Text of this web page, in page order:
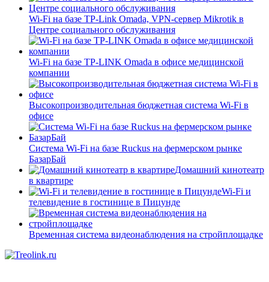
Wi-Fi на базе TP-Link Omada, VPN-сервер Mikrotik в
Центре социального обслуживания
Wi-Fi на базе TP-LINK Omada в офисе медицинской
компании
Высокопроизводительная бюджетная система Wi-Fi в
офисе
Система Wi-Fi на базе Ruckus на фермерском рынке
БазарБай
Домашний кинотеатр
в квартире
Wi-Fi и
телевидение в гостинице в Пицунде
Временная система видеонаблюдения на стройплощадке